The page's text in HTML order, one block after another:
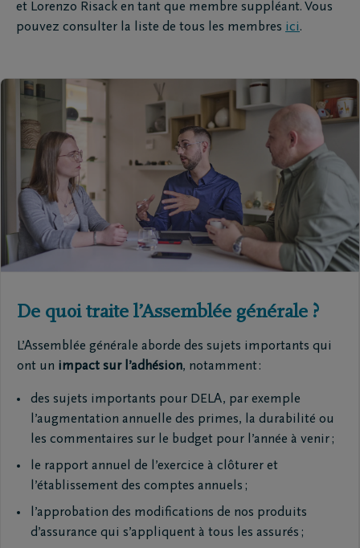
et Lorenzo Risack en tant que membre suppléant. Vous
pouvez consulter la liste de tous les membres ici.
De quoi traite l’Assemblée générale ?
L’Assemblée générale aborde des sujets importants qui
ont un impact sur l’adhésion, notamment :
des sujets importants pour DELA, par exemple
l’augmentation annuelle des primes, la durabilité ou
les commentaires sur le budget pour l’année à venir ;
le rapport annuel de l’exercice à clôturer et
l’établissement des comptes annuels ;
l’approbation des modifications de nos produits
d’assurance qui s’appliquent à tous les assurés ;